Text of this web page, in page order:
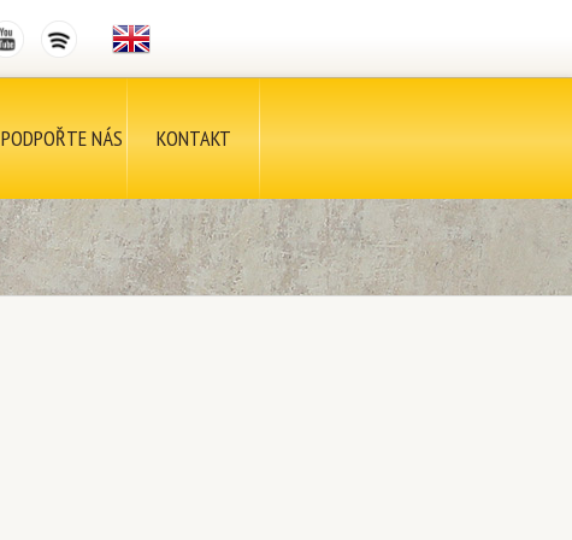
PODPOŘTE NÁS KONTAKT